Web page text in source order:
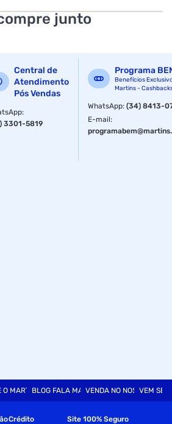
junto
Central de
Atendimento
Pós Vendas
:
3301-5819
Programa
Benefícios
Martins -
WhatsApp:(34) 8413-
E-mail:
O MARTINSBLOG FALA MARTVENDA NO NOSSO SITE
VEM SER
Crédito Site 100% Seguro